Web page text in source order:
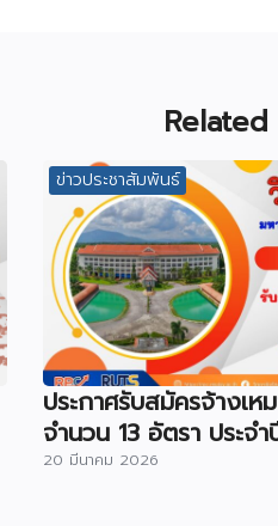
ข่าวประชาสัมพันธ์
ประกาศรับสมัครจ้างเ
จำนวน 13 อัตรา ประจ
20 มีนาคม 2026